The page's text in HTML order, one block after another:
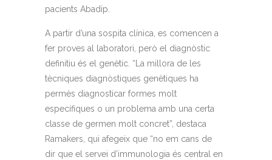
pacients Abadip.
A partir d’una sospita clínica, es comencen a
fer proves al laboratori, però el diagnòstic
definitiu és el genètic. “La millora de les
tècniques diagnòstiques genètiques ha
permès diagnosticar formes molt
específiques o un problema amb una certa
classe de germen molt concret”, destaca
Ramakers, qui afegeix que “no em cans de
dir que el servei d’immunologia és central en